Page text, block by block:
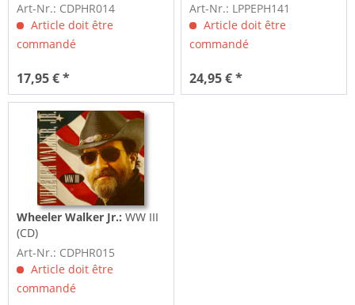
Art-Nr.: CDPHR014
Article doit être
commandé
17,95 € *
Art-Nr.: LPPEPH141
Article doit être
commandé
24,95 € *
Wheeler Walker Jr.:WW III
(CD)
Art-Nr.: CDPHR015
Article doit être
commandé